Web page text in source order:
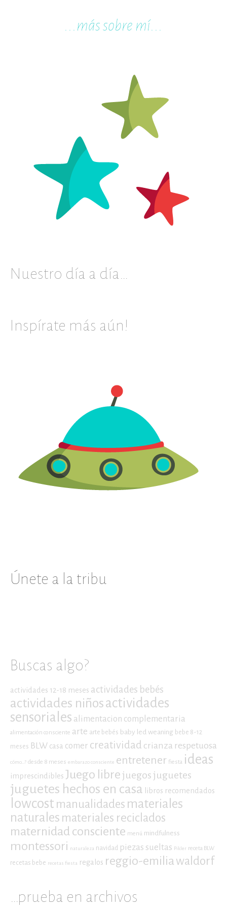
...más sobre mí...
Nuestro día a día…
Inspírate más aún!
Únete a la tribu
Buscas algo?
actividades 12-18 meses actividades bebés
actividades niñosactividades
sensoriales alimentacion complementaria
alimentación consciente arte arte bebés baby led weaning bebe 8-12
meses BLW casa comer creatividad crianza respetuosa
cómo...? desde 8 meses embarazo consciente entretener fiesta ideas
imprescindibles Juego librejuegosjuguetes
juguetes hechos en casa libros recomendados
lowcost manualidades materiales
naturales materiales reciclados
maternidad consciente menú mindfulness
montessori naturaleza navidad piezas sueltas Pikler receta BLW
recetas bebe recetas fiesta regalos reggio-emilia waldorf
…prueba en archivos